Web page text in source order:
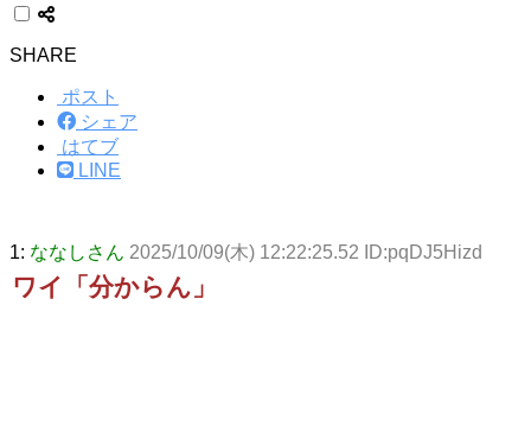
SHARE
ポスト
シェア
はてブ
LINE
1: ななしさん 2025/10/09(木) 12:22:25.52 ID:pqDJ5Hizd
ワイ「分からん」